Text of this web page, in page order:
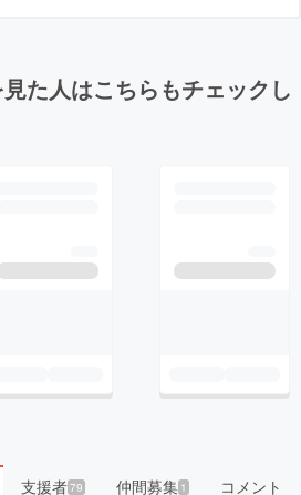
た人はこちらもチェックし
支援者79 仲間募集 1 コメント